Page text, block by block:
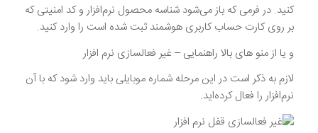
کنید. در فرمی که باز می‌شود شناسه محصول نرم‌افزار و کد امنیتی که
بر روی کارت حساب کاربری هوشمند ثبت شده است را وارد کنید.
و یا از منو های بالا راهنمایی – غیر فعالسازی نرم افزار
لازم به ذکر است در این مرحله شماره موبایلی باید وارد شود که با آن
نرم‌افزار را فعال کرده‌اید.